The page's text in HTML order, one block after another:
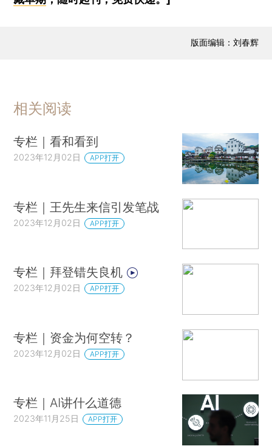
版面编辑：刘春辉
相关阅读
专栏｜看和看到
2023年12月02日 APP打开
专栏｜王先生来信引发笔战
2023年12月02日 APP打开
专栏｜拜登错失良机
2023年12月02日 APP打开
专栏｜资金为何空转？
2023年12月02日 APP打开
专栏｜AI讲什么道德
2023年11月25日 APP打开